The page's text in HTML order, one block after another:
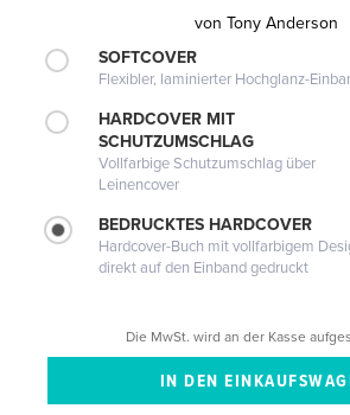
von Tony Anderson
SOFTCOVER
Flexibler, laminierter Hochglanz-
HARDCOVER MIT
SCHUTZUMSCHLAG
Vollfarbige Schutzumschlag über
Leinencover
BEDRUCKTES HARDCOVER
Hardcover-Buch mit vollfarbigem
direkt auf den Einband gedruckt
Die MwSt. wird an der Kasse